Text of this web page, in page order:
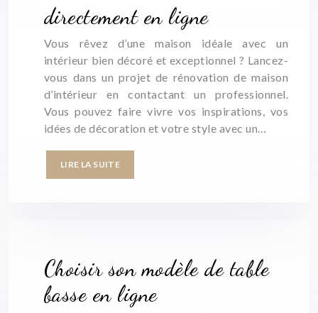
directement en ligne
Vous rêvez d’une maison idéale avec un
intérieur bien décoré et exceptionnel ? Lancez-
vous dans un projet de rénovation de maison
d’intérieur en contactant un professionnel.
Vous pouvez faire vivre vos inspirations, vos
idées de décoration et votre style avec un…
LIRE LA SUITE
Choisir son modèle de table
basse en ligne